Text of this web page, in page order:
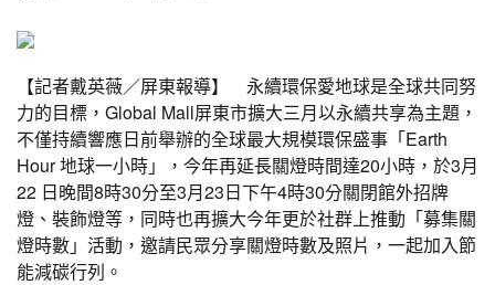
【記者戴英薇／屏東報導】 永續環保愛地球是全球共同努
力的目標，Global Mall屏東市擴大三月以永續共享為主題，
不僅持續響應日前舉辦的全球最大規模環保盛事「Earth
Hour 地球一小時」，今年再延長關燈時間達20小時，於3月
22 日晚間8時30分至3月23日下午4時30分關閉館外招牌
燈、裝飾燈等，同時也再擴大今年更於社群上推動「募集關
燈時數」活動，邀請民眾分享關燈時數及照片，一起加入節
能減碳行列。